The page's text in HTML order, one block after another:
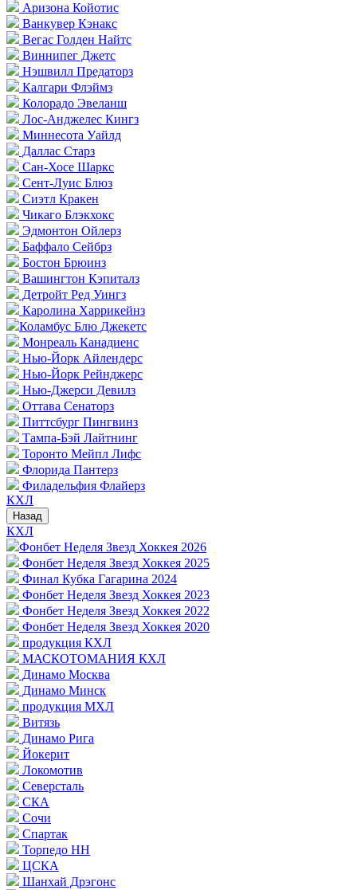
Аризона Койотис
Ванкувер Кэнакс
Вегас Голден Найтс
Виннипег Джетс
Нэшвилл Предаторз
Калгари Флэймз
Колорадо Эвеланш
Лос-Анджелес Кингз
Миннесота Уайлд
Даллас Старз
Сан-Хосе Шаркс
Сент-Луис Блюз
Сиэтл Кракен
Чикаго Блэкхокс
Эдмонтон Ойлерз
Баффало Сейбрз
Бостон Брюинз
Вашингтон Кэпиталз
Детройт Ред Уингз
Каролина Харрикейнз
Коламбус Блю Джекетс
Монреаль Канадиенс
Нью-Йорк Айлендерс
Нью-Йорк Рейнджерс
Нью-Джерси Девилз
Оттава Сенаторз
Питтсбург Пингвинз
Тампа-Бэй Лайтнинг
Торонто Мейпл Лифс
Флорида Пантерз
Филадельфия Флайерз
КХЛ
Назад
КХЛ
Фонбет Неделя Звезд Хоккея 2026
Фонбет Неделя Звезд Хоккея 2025
Финал Кубка Гагарина 2024
Фонбет Неделя Звезд Хоккея 2023
Фонбет Неделя Звезд Хоккея 2022
Фонбет Неделя Звезд Хоккея 2020
продукция КХЛ
МАСКОТОМАНИЯ КХЛ
Динамо Москва
Динамо Минск
продукция МХЛ
Витязь
Динамо Рига
Йокерит
Локомотив
Северсталь
СКА
Сочи
Спартак
Торпедо НН
ЦСКА
Шанхай Дрэгонс